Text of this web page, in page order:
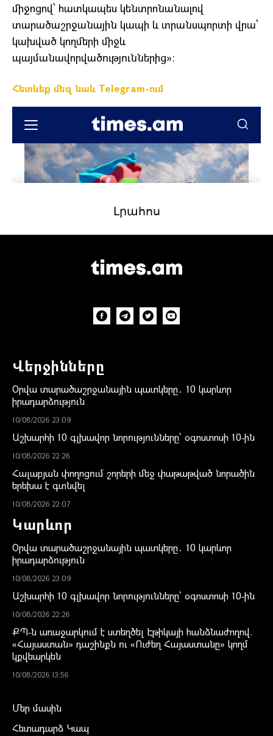
միջոցով՝ հատկապես կենտրոնանալով
տարածաշրջանային կապի և տրանսպորտի վրա՝
կախված կողմերի միջև
պայմանավորվածություններից»:
Հետևեք մեզ նաև Telegram-ում
Վերջինները
Օրվա տարածաշրջանային պատկերը․ 10 կարևոր
իրադարձություն
10/08/2026 23:09
Աշխարհի 10 գլխավոր նորությունները՝ օգոստոսի 10-ին
10/08/2026 22:26
Հալաբյան փողոցում շորերի մեջ փաթաթված նորածին
երեխա է գտնվել
10/08/2026 22:07
Կարևոր
Օրվա տարածաշրջանային պատկերը․ 10 կարևոր
իրադարձություն
10/08/2026 23:09
Աշխարհի 10 գլխավոր նորությունները՝ օգոստոսի 10-ին
10/08/2026 22:26
ՔՊ-ն առաջարկում է ստեղծել Էթիկայի հանձնաժողով.
«Հայաստան» դաշինքն ու «Ուժեղ Հայաստանը» կողմ
կքվեարկեն
10/08/2026 13:56
Մեր մասին
Հետադարձ Կապ